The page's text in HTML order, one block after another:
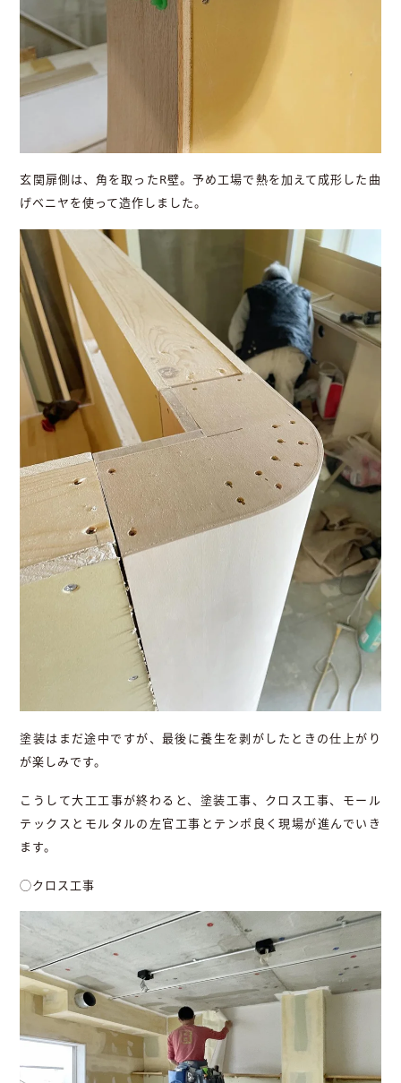
玄関扉側は、角を取ったR壁。予め工場で熱を加えて成形した曲
げベニヤを使って造作しました。
塗装はまだ途中ですが、最後に養生を剥がしたときの仕上がり
が楽しみです。
こうして大工工事が終わると、塗装工事、クロス工事、モール
テックスとモルタルの左官工事とテンポ良く現場が進んでいき
ます。
◯クロス工事